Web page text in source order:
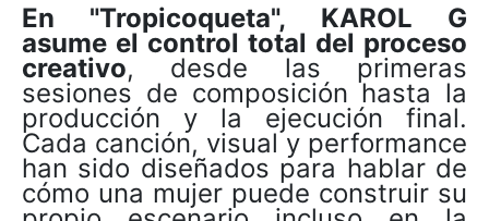
En "Tropicoqueta", KAROL G
asume el control total del proceso
creativo, desde las primeras
sesiones de composición hasta la
producción y la ejecución final.
Cada canción, visual y performance
han sido diseñados para hablar de
cómo una mujer puede construir su